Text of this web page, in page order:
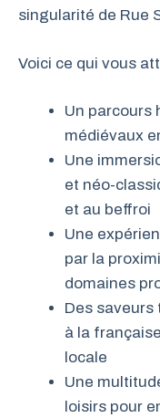
singularité de Rue
Voici ce qui vous
Un parcours
médiévaux
Une
et néo-
et au beffroi
Une
par la
domaines
Des saveurs
à la
locale
Une
loisirs pour